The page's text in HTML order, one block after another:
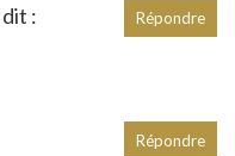
dit : Répondre
Répondre